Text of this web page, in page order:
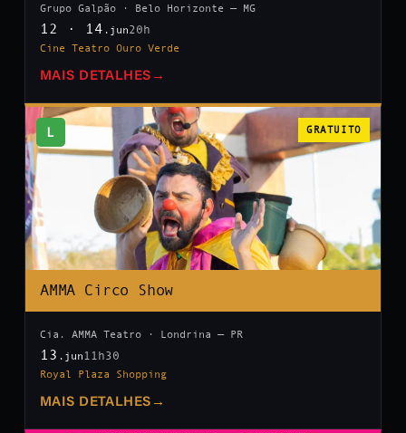
Grupo Galpão · Belo Horizonte — MG
12 · 14 .jun20h
Cine Teatro Ouro Verde
MAIS DETALHES →
L GRATUITO
AMMA Circo Show
Cia. AMMA Teatro · Londrina — PR
13 .jun 11h30
Royal Plaza Shopping
MAIS DETALHES →